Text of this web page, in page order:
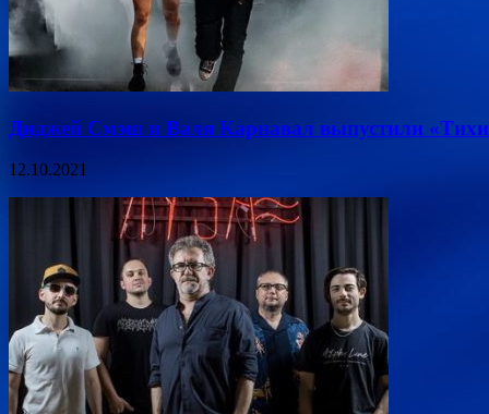
Диджей Смэш и Валя Карнавал выпустили
12.10.2021